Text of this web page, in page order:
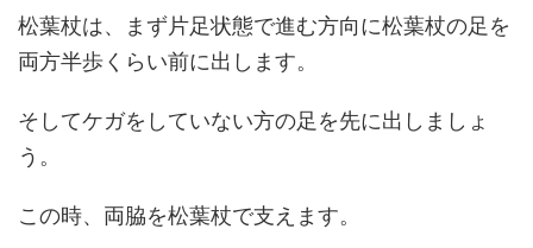
松葉杖は、まず片足状態で進む方向に松葉杖の足を
両方半歩くらい前に出します。
そしてケガをしていない方の足を先に出しましょ
う。
この時、両脇を松葉杖で支えます。